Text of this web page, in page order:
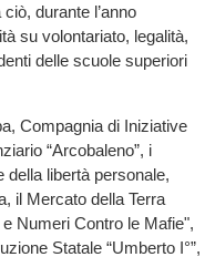
durante l’anno
su volontariato, legalità,
delle scuole superiori
Compagnia di Iniziative
“Arcobaleno”, i
della libertà personale,
il Mercato della Terra
Numeri Contro le Mafie",
Statale “Umberto I°”,